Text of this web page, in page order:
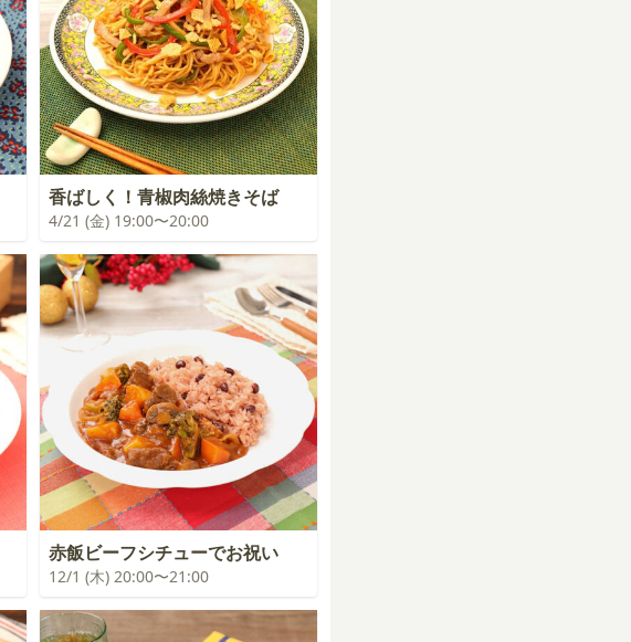
香ばしく！青椒肉絲焼きそば
4/21 (金) 19:00〜20:00
赤飯ビーフシチューでお祝い
12/1 (木) 20:00〜21:00